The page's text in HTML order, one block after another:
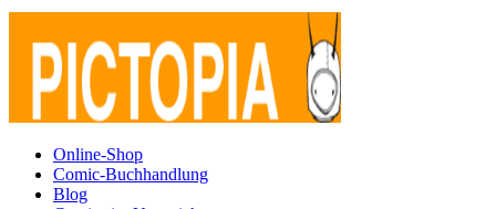
Online-Shop
Comic-Buchhandlung
Blog